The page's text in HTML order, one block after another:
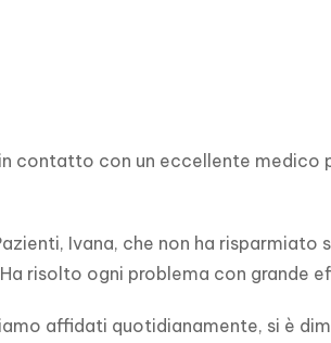
contatto con un eccellente
Ivana, che non ha
risolto ogni problema con grande
affidati quotidianamente, si è